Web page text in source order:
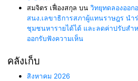
สมจิตร เฟื่องสกุล บน วิทยุทดลองออก
สนง.เลขาธิการสภาผู้แทนราษฎร นำ
ชุมชนหารายได้ได้ และลดค่าปรับสำ
ออกรับฟังความเห็น
คลังเก็บ
สิงหาคม 2026